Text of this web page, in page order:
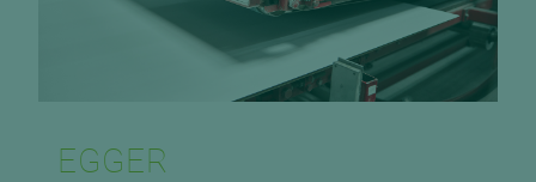
EGGER